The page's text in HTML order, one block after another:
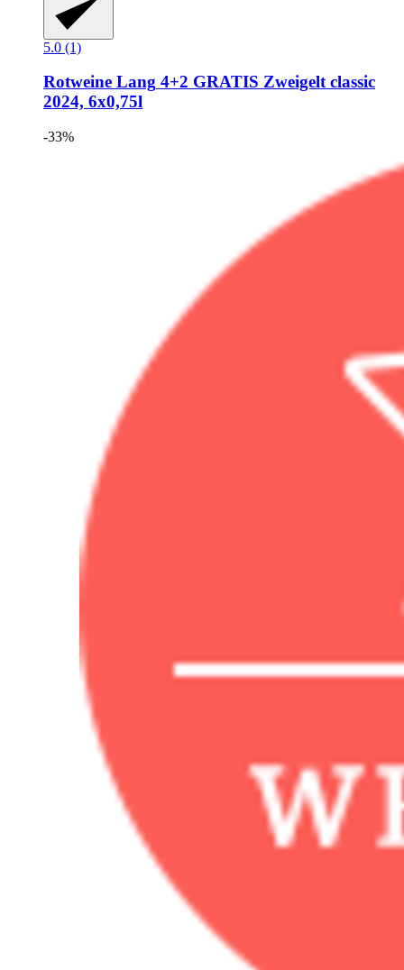
5.0 (1)
Rotweine Lang 4+2 GRATIS Zweigelt classic
2024, 6x0,75l
-33%